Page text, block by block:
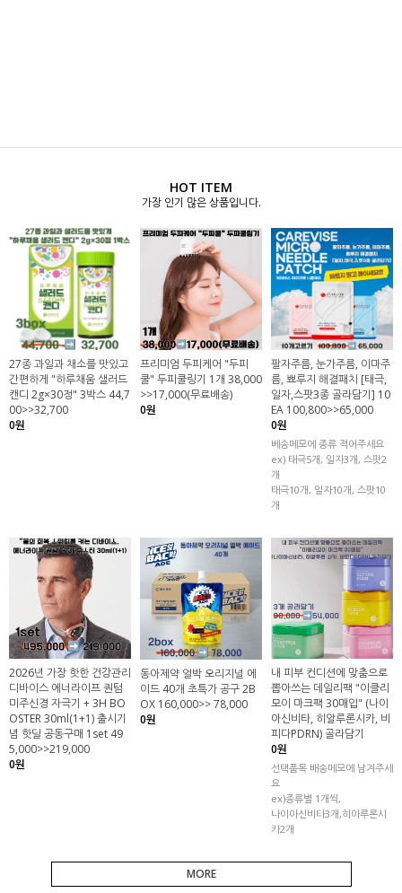
HOT ITEM
가장 인기 많은 상품입니다.
27종 과일과 채소를 맛있고
간편하게 "하루채움 샐러드
캔디 2g×30정" 3박스 44,7
00>>32,700
0원
프리미엄 두피케어 "두피
쿨" 두피쿨링기 1개 38,000
>>17,000(무료배송)
0원
팔자주름, 눈가주름, 이마주
름, 뾰루지 해결패치 [태극,
일자,스팟3종 골라담기] 10
EA 100,800>>65,000
0원
베송메모에 종류 적어주세요
ex) 태극5개, 일자3개, 스팟2
개
태극10개, 일자10개, 스팟10
개
2026년 가장 핫한 건강관리
디바이스 에너라이프 퀀텀
미주신경 자극기 + 3H BO
OSTER 30ml(1+1) 출시기
념 핫딜 공동구매 1set 49
5,000>>219,000
0원
동아제약 얼박 오리지널 에
이드 40개 초특가 공구 2B
OX 160,000>> 78,000
0원
내 피부 컨디션에 맞춤으로
뽑아쓰는 데일리팩 "이클리
모이 마크팩 30매입" (나이
아신비타, 히알루론시카, 비
피다PDRN) 골라담기
0원
선택품목 배송메모에 남겨주세
요
ex)종류별 1개씩,
나이아신비타3개,히아루론시
카2개
MORE